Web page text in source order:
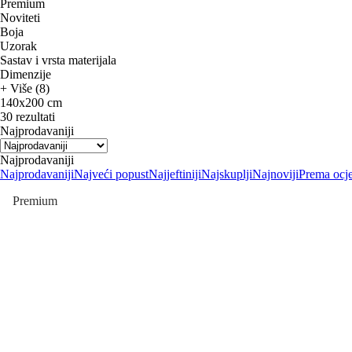
Premium
Noviteti
Boja
Uzorak
Sastav i vrsta materijala
Dimenzije
+ Više (8)
140x200 cm
30 rezultati
Najprodavaniji
Najprodavaniji
NajprodavanijiNajveći popustNajjeftinijiNajskupljiNajnovijiPrema
Premium